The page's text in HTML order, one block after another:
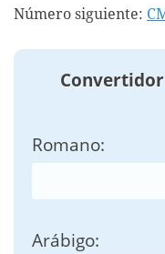
Número siguiente:
Convertidor
Romano:
Arábigo: